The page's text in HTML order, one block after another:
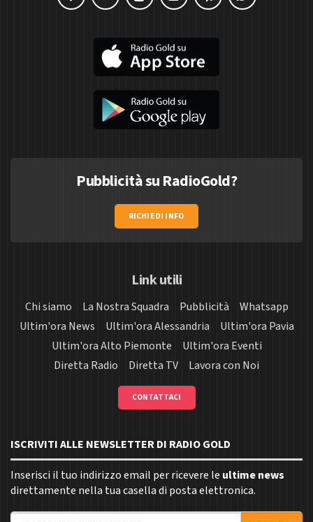
Pubblicità su RadioGold?
RICHIEDI INFO
Link utili
Chi siamo La Nostra Squadra Pubblicità
Whatsapp
Ultim'ora News
Ultim'ora Alessandria
Ultim'ora Pavia
Ultim'ora Alto Piemonte
Ultim'ora Eventi
Diretta Radio
Diretta TV Lavora con Noi
CONTATTACI
ISCRIVITI ALLE NEWSLETTER DI RADIO GOLD
Inserisci il tuo indirizzo email per ricevere le ultime news
direttamente nella tua casella di posta elettronica.